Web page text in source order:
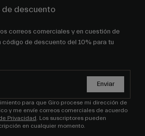
de descuento
correos comerciales y en cuestión de
código de descuento del 10% para tu
Enviar
para que Giro procese mi dirección de
y me envíe correos comerciales de acuerdo
Privacidad. Los suscriptores pueden
en cualquier momento.